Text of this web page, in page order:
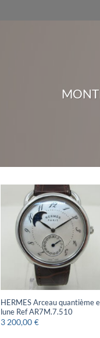
HERMES Arceau quantième
lune Ref AR7M.7.510
3 200,00 €